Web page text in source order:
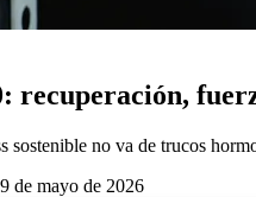
recuperación,
sostenible no va de trucos
de mayo de 2026